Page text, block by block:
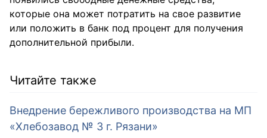
которые она может потратить на свое развитие
или положить в банк под процент для получения
дополнительной прибыли.
Читайте также
Внедрение бережливого производства на МП
«Хлебозавод № 3 г. Рязани»